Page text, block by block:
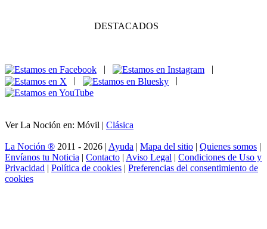
DESTACADOS
|
|
Ver La Noción en: Móvil | Clásica
La Noción ® 2011 - 2026 | Ayuda | Mapa del sitio | Quienes somos |
Envíanos tu Noticia | Contacto | Aviso Legal | Condiciones de Uso y
Privacidad | Política de cookies | Preferencias del consentimiento de
cookies